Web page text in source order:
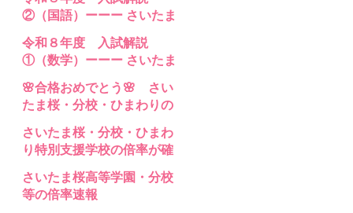
②（国語）ーーー さいたま
支援 高等部分校 の入試問題
令和８年度 入試解説
①（数学）ーーー さいたま
支援 高等部分校 の入試問題
🌸合格おめでとう🌸 さい
たま桜・分校・ひまわりの
さいたま桜・分校・ひまわ
り特別支援学校の倍率が確
さいたま桜高等学園・分校
等の倍率速報